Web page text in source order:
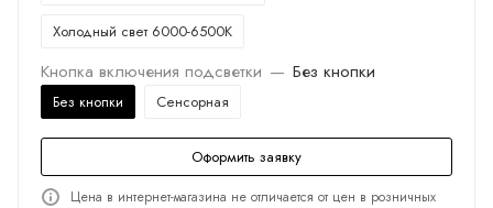
Холодный свет 6000-6500K
Кнопка включения подсветки — Без кнопки
Без кнопки Сенсорная
Оформить заявку
Цена в интернет-магазина не отличается от цен в розничных